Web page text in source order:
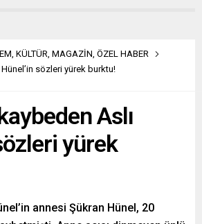
, KÜLTÜR, MAGAZİN, ÖZEL HABER
sözleri yürek burktu!
Aslı
yürek
annesi Şükran Hünel, 20